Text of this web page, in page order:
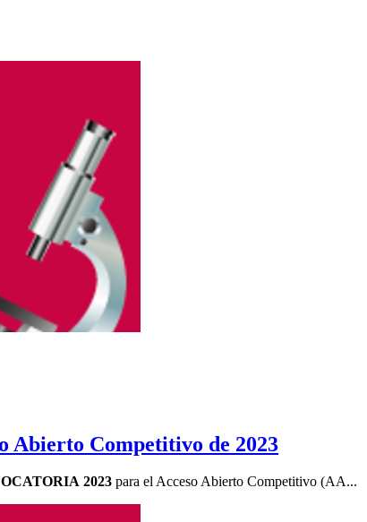
Abierto Competitivo de 2023
2023 para el Acceso Abierto Competitivo (AA...